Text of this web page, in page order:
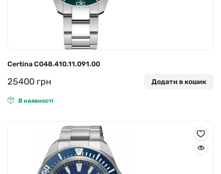
Certina C048.410.11.091.00
25400 грн Додати в кошик
В наявності